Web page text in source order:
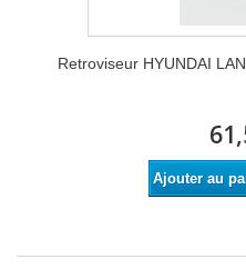
Retroviseur HYUNDAI
Ajouter au